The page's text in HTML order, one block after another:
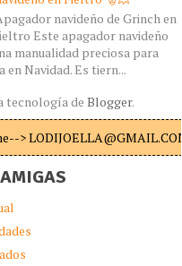
navideño de Grinch en
Este apagador navideño
manualidad preciosa para
en Navidad. Es tiern...
tecnología de Blogger.
> LODIJOELLA@GMAIL.COM